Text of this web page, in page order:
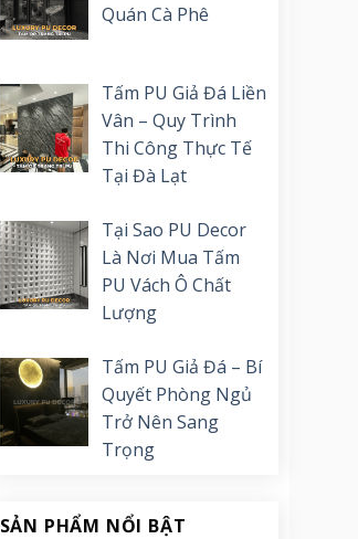
Quán Cà Phê
Tấm PU Giả Đá Liền
Vân – Quy Trình
Thi Công Thực Tế
Tại Đà Lạt
Tại Sao PU Decor
Là Nơi Mua Tấm
PU Vách Ô Chất
Lượng
Tấm PU Giả Đá – Bí
Quyết Phòng Ngủ
Trở Nên Sang
Trọng
SẢN PHẨM NỔI BẬT